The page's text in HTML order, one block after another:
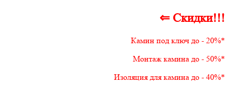
⇐ Скидки!!!
Камин под ключ до - 20%*
Монтаж камина до - 50%*
Изоляция для камина до - 40%*